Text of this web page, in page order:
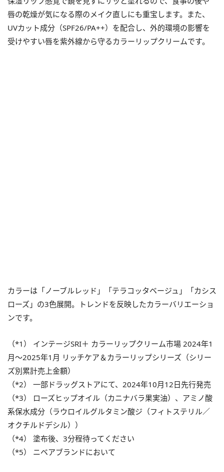
唇の乾燥が気になる際のメイク直しにも重宝します。また、
UVカット成分（SPF26/PA++）を配合し、外的環境の影響を
受けやすい唇を紫外線から守るカラーリップクリームです。
カラーは「ノーブルレッド」「テラコッタベージュ」「カシス
ローズ」の3色展開。トレンドを反映したカラーバリエーショ
ンです。
（*1） インテージSRI＋ カラーリップクリーム市場 2024年1
月〜2025年1月 リッチケア＆カラーリップシリーズ（シリー
ズ別累計売上金額）
（*2） 一部ドラッグストアにて、2024年10月12日先行発売
（*3） ローズヒップオイル（カニナバラ果実油）、アミノ酸
系保水成分（ラウロイルグルタミン酸ジ（フィトステリル／
オクチルドデシル））
（*4） 塗布後、3分程待ってください
（*5） ニベアブランドにおいて